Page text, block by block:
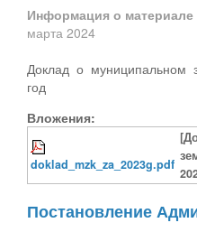
Информация о материале
марта 2024
Доклад о муниципальном
год
Вложения:
doklad_mzk_za_2023g.pdf
Постановление